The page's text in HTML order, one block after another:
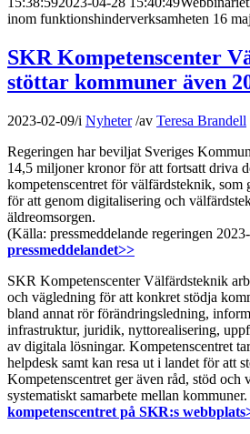
inom funktionshinderverksamheten 16 maj
SKR Kompetenscenter
stöttar kommuner även
2023-02-09/i Nyheter /av Teresa Brandell
Regeringen har beviljat Sveriges
14,5 miljoner kronor för att fortsatt driva
kompetenscentret för välfärdsteknik, som
för att genom digitalisering och
äldreomsorgen.
(Källa: pressmeddelande regeringen
pressmeddelandet>>
SKR Kompetenscenter Välfärdsteknik
och vägledning för att konkret stödja
bland annat rör förändringsledning,
infrastruktur, juridik, nyttorealisering,
av digitala lösningar. Kompetenscentret
helpdesk samt kan resa ut i landet för att
Kompetenscentret ger även råd, stöd och
systematiskt samarbete mellan kommuner.
kompetenscentret på SKR:s